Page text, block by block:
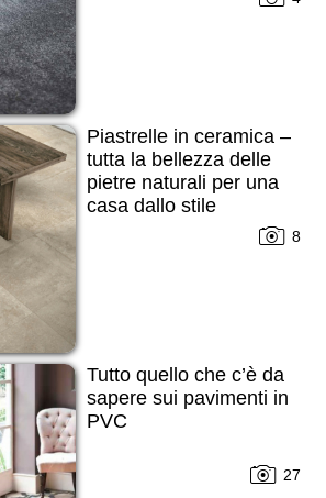
Piastrelle in ceramica –
tutta la bellezza delle
pietre naturali per una
casa dallo stile
8
Tutto quello che c’è da
sapere sui pavimenti in
PVC
27